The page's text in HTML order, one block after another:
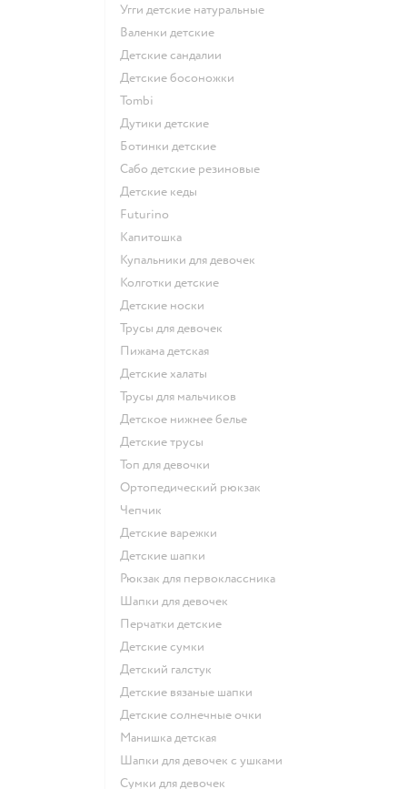
Угги детские натуральные
Валенки детские
Детские сандалии
Детские босоножки
Tombi
Дутики детские
Ботинки детские
Сабо детские резиновые
Детские кеды
Futurino
Капитошка
Купальники для девочек
Колготки детские
Детские носки
Трусы для девочек
Пижама детская
Детские халаты
Трусы для мальчиков
Детское нижнее белье
Детские трусы
Топ для девочки
Ортопедический рюкзак
Чепчик
Детские варежки
Детские шапки
Рюкзак для первоклассника
Шапки для девочек
Перчатки детские
Детские сумки
Детский галстук
Детские вязаные шапки
Детские солнечные очки
Манишка детская
Шапки для девочек с ушками
Сумки для девочек